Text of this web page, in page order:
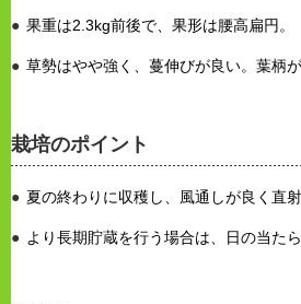
果重は2.3kg前後で、果形は腰高扁円。
草勢はやや強く、蔓伸びが良い。葉柄
栽培のポイント
夏の終わりに収穫し、風通しが良く直
より長期貯蔵を行う場合は、日の当た